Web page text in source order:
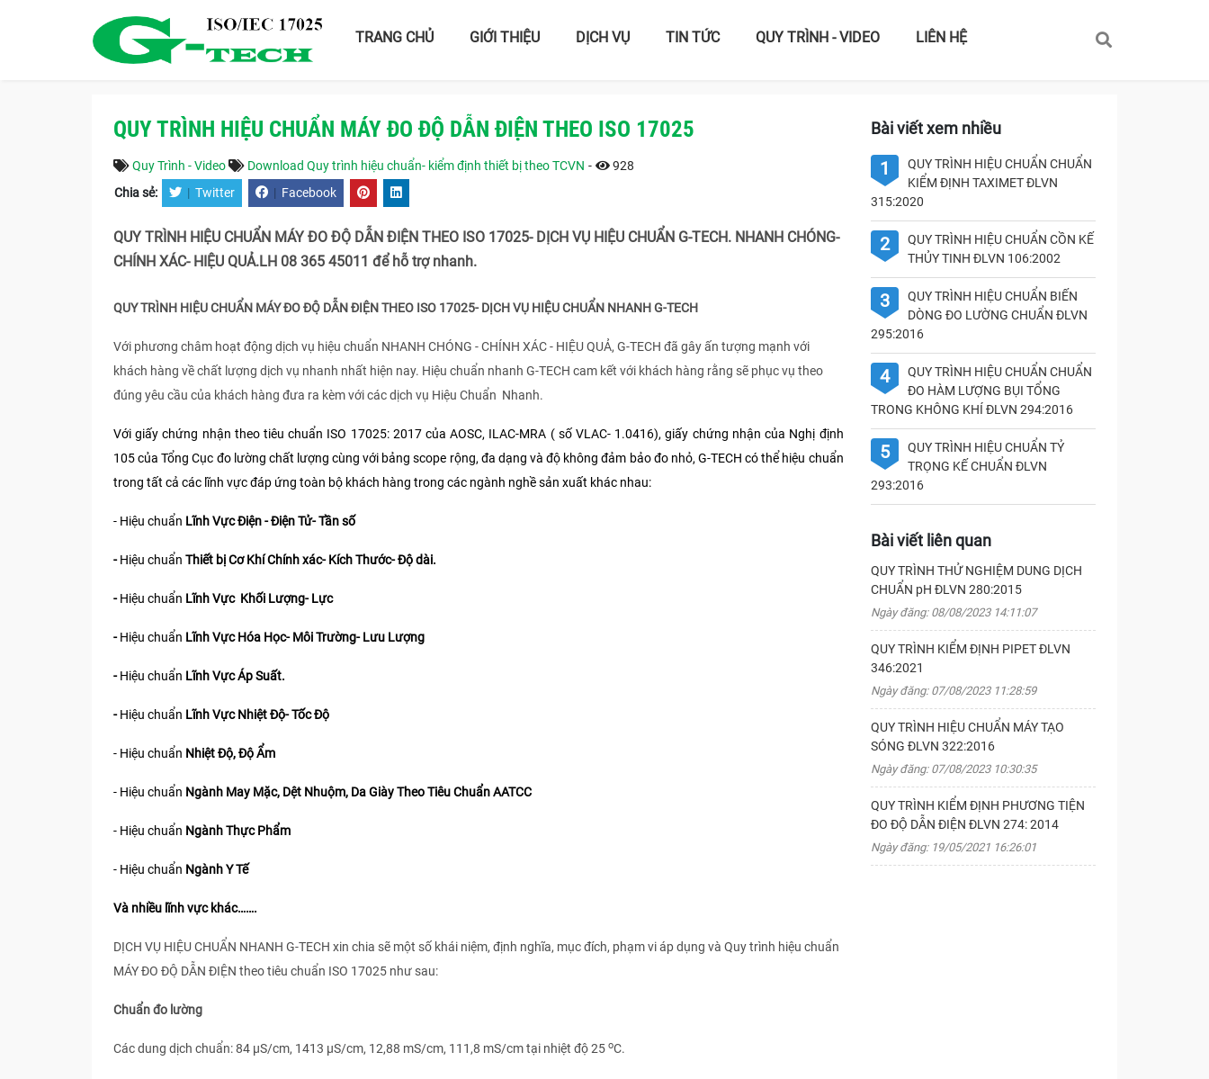
TRANG CHỦ GIỚI THIỆU DỊCH VỤ TIN TỨC QUY TRÌNH - VIDEO LIÊN HỆ
QUY TRÌNH HIỆU CHUẨN MÁY ĐO ĐỘ DẪN ĐIỆN THEO ISO 17025
Quy Trình - Video Download Quy trình hiệu chuẩn- kiểm định thiết bị theo TCVN - 928
Chia sẻ: | Twitter | Facebook
QUY TRÌNH HIỆU CHUẨN MÁY ĐO ĐỘ DẪN ĐIỆN THEO ISO 17025- DỊCH VỤ HIỆU CHUẨN G-TECH. NHANH CHÓNG-
CHÍNH XÁC- HIỆU QUẢ.LH 08 365 45011 để hỗ trợ nhanh.
QUY TRÌNH HIỆU CHUẨN MÁY ĐO ĐỘ DẪN ĐIỆN THEO ISO 17025- DỊCH VỤ HIỆU CHUẨN NHANH G-TECH
Với phương châm hoạt động dịch vụ hiệu chuẩn NHANH CHÓNG - CHÍNH XÁC - HIỆU QUẢ, G-TECH đã gây ấn tượng mạnh với
khách hàng về chất lượng dịch vụ nhanh nhất hiện nay. Hiệu chuẩn nhanh G-TECH cam kết với khách hàng rằng sẽ phục vụ theo
đúng yêu cầu của khách hàng đưa ra kèm với các dịch vụ Hiệu Chuẩn Nhanh.
Với giấy chứng nhận theo tiêu chuẩn ISO 17025: 2017 của AOSC, ILAC-MRA ( số VLAC- 1.0416), giấy chứng nhận của Nghị định
105 của Tổng Cục đo lường chất lượng cùng với bảng scope rộng, đa dạng và độ không đảm bảo đo nhỏ, G-TECH có thể hiệu chuẩn
trong tất cả các lĩnh vực đáp ứng toàn bộ khách hàng trong các ngành nghề sản xuất khác nhau:
- Hiệu chuẩn Lĩnh Vực Điện - Điện Tử- Tần số
-Hiệu chuẩn Thiết bị Cơ Khí Chính xác- Kích Thước- Độ dài.
-Hiệu chuẩn Lĩnh Vực Khối Lượng- Lực
-Hiệu chuẩn Lĩnh Vực Hóa Học- Môi Trường- Lưu Lượng
-Hiệu chuẩn Lĩnh Vực Áp Suất.
-Hiệu chuẩn Lĩnh Vực Nhiệt Độ- Tốc Độ
- Hiệu chuẩn Nhiệt Độ, Độ Ẩm
- Hiệu chuẩn Ngành May Mặc, Dệt Nhuộm, Da Giày Theo Tiêu ChuẩnAATCC
- Hiệu chuẩn Ngành Thực Phẩm
- Hiệu chuẩn Ngành Y Tế
Và nhiều lĩnh vực khác…….
DỊCH VỤ HIỆU CHUẨN NHANH G-TECH xin chia sẽ một số khái niệm, định nghĩa, mục đích, phạm vi áp dụng và Quy trình hiệu chuẩn
MÁY ĐO ĐỘ DẪN ĐIỆN theo tiêu chuẩn ISO 17025 như sau:
Chuẩn đo lường
Các dung dịch chuẩn: 84 µS/cm, 1413 µS/cm, 12,88 mS/cm, 111,8 mS/cm tại nhiệt độ 25 oC.
Bài viết xem nhiều
1
QUY TRÌNH HIỆU CHUẨN CHUẨN
KIỂM ĐỊNH TAXIMET ĐLVN
315:2020
2
QUY TRÌNH HIỆU CHUẨN CỒN KẾ
THỦY TINH ĐLVN 106:2002
3
QUY TRÌNH HIỆU CHUẨN BIẾN
DÒNG ĐO LƯỜNG CHUẨN ĐLVN
295:2016
4
QUY TRÌNH HIỆU CHUẨN CHUẨN
ĐO HÀM LƯỢNG BỤI TỔNG
TRONG KHÔNG KHÍ ĐLVN 294:2016
5
QUY TRÌNH HIỆU CHUẨN TỶ
TRỌNG KẾ CHUẨN ĐLVN
293:2016
Bài viết liên quan
QUY TRÌNH THỬ NGHIỆM DUNG DỊCH
CHUẨN pH ĐLVN 280:2015
Ngày đăng: 08/08/2023 14:11:07
QUY TRÌNH KIỂM ĐỊNH PIPET ĐLVN
346:2021
Ngày đăng: 07/08/2023 11:28:59
QUY TRÌNH HIỆU CHUẨN MÁY TẠO
SÓNG ĐLVN 322:2016
Ngày đăng: 07/08/2023 10:30:35
QUY TRÌNH KIỂM ĐỊNH PHƯƠNG TIỆN
ĐO ĐỘ DẪN ĐIỆN ĐLVN 274: 2014
Ngày đăng: 19/05/2021 16:26:01